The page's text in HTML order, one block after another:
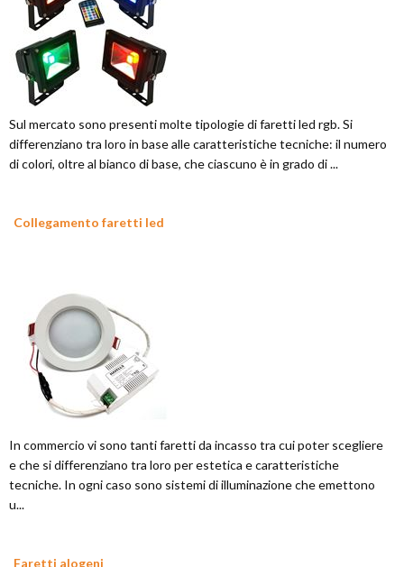
Sul mercato sono presenti molte tipologie di faretti led rgb. Si
differenziano tra loro in base alle caratteristiche tecniche: il numero
di colori, oltre al bianco di base, che ciascuno è in grado di ...
Collegamento faretti led
In commercio vi sono tanti faretti da incasso tra cui poter scegliere
e che si differenziano tra loro per estetica e caratteristiche
tecniche. In ogni caso sono sistemi di illuminazione che emettono
u...
Faretti alogeni